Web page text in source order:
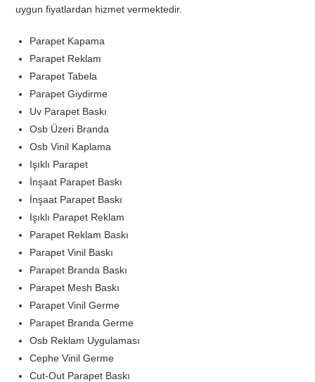
uygun fiyatlardan hizmet vermektedir.
Parapet Kapama
Parapet Reklam
Parapet Tabela
Parapet Giydirme
Uv Parapet Baskı
Osb Üzeri Branda
Osb Vinil Kaplama
Işıklı Parapet
İnşaat Parapet Baskı
İnşaat Parapet Baskı
Işıklı Parapet Reklam
Parapet Reklam Baskı
Parapet Vinil Baskı
Parapet Branda Baskı
Parapet Mesh Baskı
Parapet Vinil Germe
Parapet Branda Germe
Osb Reklam Uygulaması
Cephe Vinil Germe
Cut-Out Parapet Baskı